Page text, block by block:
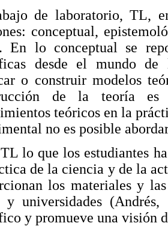
de laboratorio, TL,
conceptual,
En lo conceptual se
desde el mundo de
o construir modelos
de la teoría
teóricos en la
no es posible
lo que los estudiantes
de la ciencia y de la
los materiales y
y universidades
y promueve una visión